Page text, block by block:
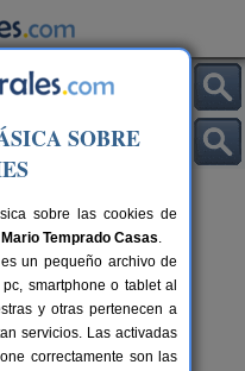
Astigarribia
SOBRE
sobre las cookies de
Mario Temprado Casas.
un pequeño archivo de
smartphone o tablet al
y otras pertenecen a
servicios. Las activadas
correctamente son las